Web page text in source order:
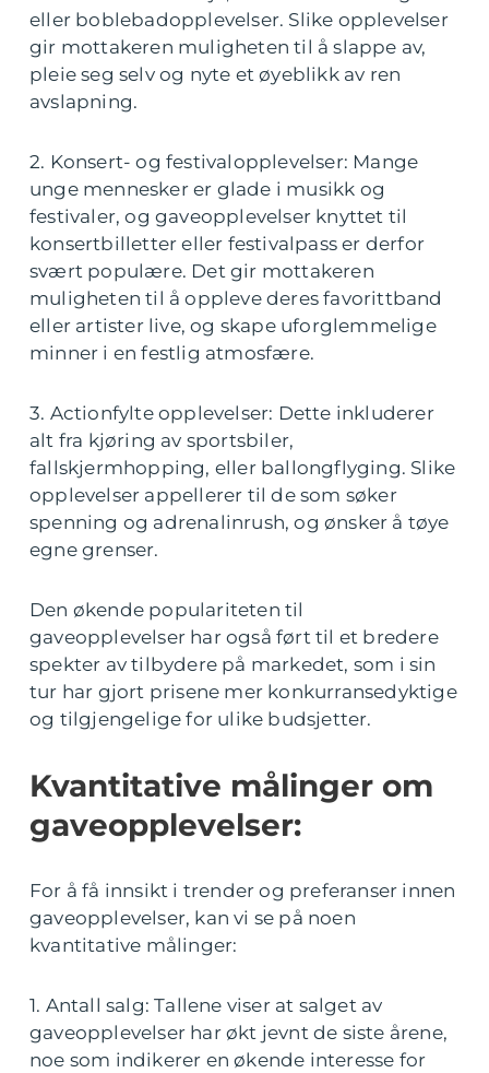
eller boblebadopplevelser. Slike opplevelser
gir mottakeren muligheten til å slappe av,
pleie seg selv og nyte et øyeblikk av ren
avslapning.
2. Konsert- og festivalopplevelser: Mange
unge mennesker er glade i musikk og
festivaler, og gaveopplevelser knyttet til
konsertbilletter eller festivalpass er derfor
svært populære. Det gir mottakeren
muligheten til å oppleve deres favorittband
eller artister live, og skape uforglemmelige
minner i en festlig atmosfære.
3. Actionfylte opplevelser: Dette inkluderer
alt fra kjøring av sportsbiler,
fallskjermhopping, eller ballongflyging. Slike
opplevelser appellerer til de som søker
spenning og adrenalinrush, og ønsker å tøye
egne grenser.
Den økende populariteten til
gaveopplevelser har også ført til et bredere
spekter av tilbydere på markedet, som i sin
tur har gjort prisene mer konkurransedyktige
og tilgjengelige for ulike budsjetter.
Kvantitative målinger om
gaveopplevelser:
For å få innsikt i trender og preferanser innen
gaveopplevelser, kan vi se på noen
kvantitative målinger:
1. Antall salg: Tallene viser at salget av
gaveopplevelser har økt jevnt de siste årene,
noe som indikerer en økende interesse for